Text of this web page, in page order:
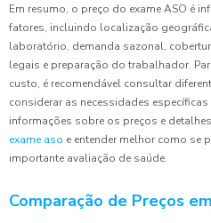
Em resumo, o preço do exame ASO é
fatores, incluindo localização
laboratório, demanda sazonal,
legais e preparação do trabalhador.
custo, é recomendável consultar
considerar as necessidades
informações sobre os preços e
exame aso e entender melhor como se
importante avaliação de saúde.
Comparação de Preços